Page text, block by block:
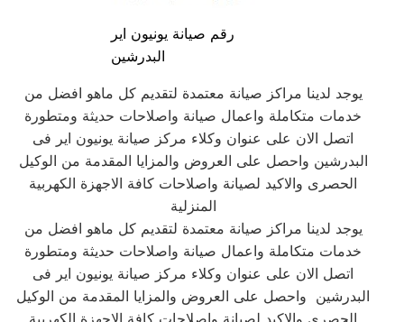
رقم صيانة يونيون اير
البدرشين
يوجد لدينا مراكز صيانة معتمدة لتقديم كل ماهو افضل من
خدمات متكاملة واعمال صيانة واصلاحات حديثة ومتطورة
اتصل الان على عنوان وكلاء مركز صيانة يونيون اير فى
البدرشين واحصل على العروض والمزايا المقدمة من الوكيل
الحصرى والاكيد لصيانة واصلاحات كافة الاجهزة الكهربية
المنزلية
يوجد لدينا مراكز صيانة معتمدة لتقديم كل ماهو افضل من
خدمات متكاملة واعمال صيانة واصلاحات حديثة ومتطورة
اتصل الان على عنوان وكلاء مركز صيانة يونيون اير فى
البدرشين واحصل على العروض والمزايا المقدمة من الوكيل
الحصرى والاكيد لصيانة واصلاحات كافة الاجهزة الكهربية